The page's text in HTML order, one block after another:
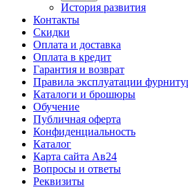
История развития
Контакты
Скидки
Оплата и доставка
Оплата в кредит
Гарантия и возврат
Правила эксплуатации
Каталоги и брошюры
Обучение
Публичная оферта
Конфиденциальность
Каталог
Карта сайта Ав24
Вопросы и ответы
Реквизиты